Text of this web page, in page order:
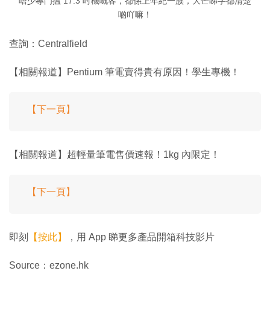
啲吖嘛！
查詢：Centralfield
【相關報道】Pentium 筆電賣得貴有原因！學生專機！
【下一頁】
【相關報道】超輕量筆電售價速報！1kg 內限定！
【下一頁】
即刻 【按此】 ，用 App 睇更多產品開箱科技影片
Source：ezone.hk